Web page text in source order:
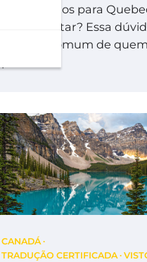
documentos para
devo solicitar? Essa
é muito comum de quem
CANADÁ
TRADUÇÃO CERTIFICADA